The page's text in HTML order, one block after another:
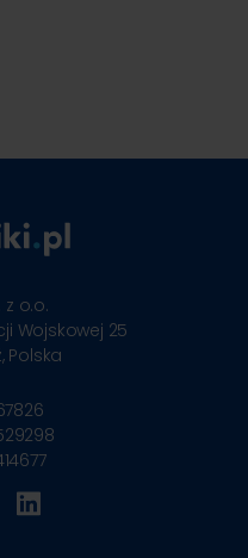
z o.o.
Wojskowej 25
Polska